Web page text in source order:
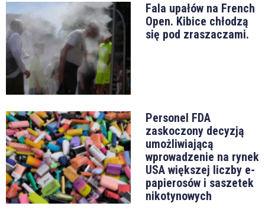
Fala upałów na French
Open. Kibice chłodzą
się pod zraszaczami.
Personel FDA
zaskoczony decyzją
umożliwiającą
wprowadzenie na rynek
USA większej liczby e-
papierosów i saszetek
nikotynowych